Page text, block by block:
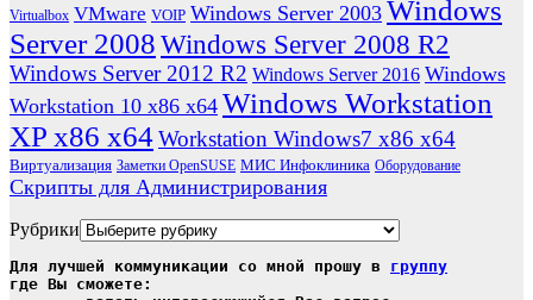
Virtualbox VMware VOIP Windows Server 2003 Windows
Server 2008 Windows Server 2008 R2
Windows Server 2012 R2 Windows Server 2016 Windows
Workstation 10 x86 x64 Windows Workstation
XP x86 x64Workstation Windows7 x86 x64
Виртуализация Заметки OpenSUSE МИС Инфоклиника Оборудование
Скрипты для Администрирования
Рубрики
Для лучшей коммуникации со мной прошу в группу
где Вы сможете: